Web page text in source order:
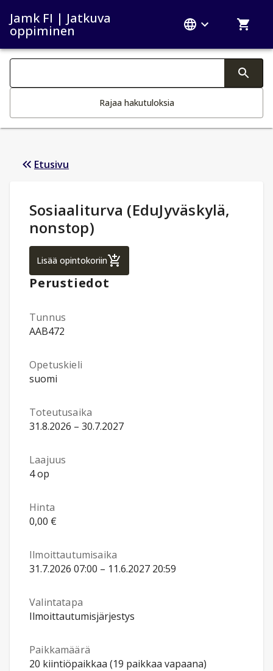
Jamk FI | Jatkuva
oppiminen
Haku kategoriat
Rajaa hakutuloksia
Etusivu
Opintotiedot:
Sosiaaliturva (EduJyväskylä,
nonstop)
Lisää opintokoriinSosiaaliturva (EduJyväskylä, nonstop)
Perustiedot
Tunnus
AAB472
Opetuskieli
suomi
Toteutusaika
31.8.2026 – 30.7.2027
Laajuus
4 op
Hinta
0,00 €
Ilmoittautumisaika
31.7.2026 07:00 – 11.6.2027 20:59
Valintatapa
Ilmoittautumisjärjestys
Paikkamäärä
20 kiintiöpaikkaa (19 paikkaa vapaana)